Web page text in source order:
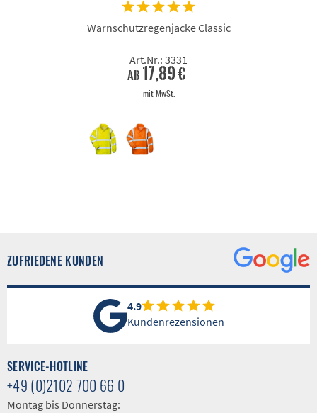
Warnschutzregenjacke Classic
Art.Nr.: 3331
ab 17,89 €
mit MwSt.
ZUFRIEDENE KUNDEN
4.9
Kundenrezensionen
SERVICE-HOTLINE
+49 (0)2102 700 66 0
Montag bis Donnerstag: